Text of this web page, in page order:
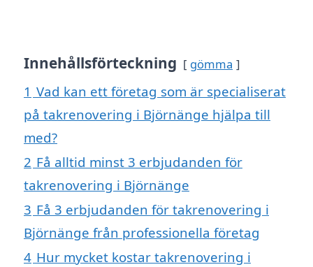
Innehållsförteckning gömma
1 Vad kan ett företag som är specialiserat
på takrenovering i Björnänge hjälpa till
med?
2 Få alltid minst 3 erbjudanden för
takrenovering i Björnänge
3 Få 3 erbjudanden för takrenovering i
Björnänge från professionella företag
4 Hur mycket kostar takrenovering i